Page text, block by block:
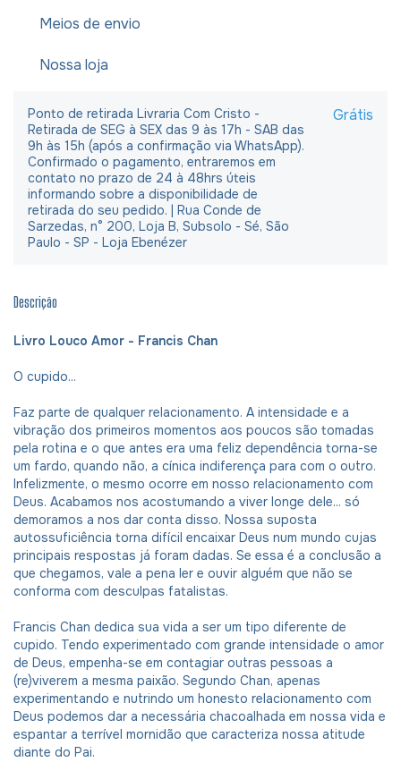
Meios de envio
Nossa loja
Ponto de retirada Livraria Com Cristo -
Retirada de SEG à SEX das 9 às 17h - SAB das
9h às 15h (após a confirmação via WhatsApp).
Confirmado o pagamento, entraremos em
contato no prazo de 24 à 48hrs úteis
informando sobre a disponibilidade de
retirada do seu pedido. | Rua Conde de
Sarzedas, n° 200, Loja B, Subsolo - Sé, São
Paulo - SP - Loja Ebenézer
Grátis
Descrição
Livro Louco Amor - Francis Chan
O cupido...
Faz parte de qualquer relacionamento. A intensidade e a
vibração dos primeiros momentos aos poucos são tomadas
pela rotina e o que antes era uma feliz dependência torna-se
um fardo, quando não, a cínica indiferença para com o outro.
Infelizmente, o mesmo ocorre em nosso relacionamento com
Deus. Acabamos nos acostumando a viver longe dele... só
demoramos a nos dar conta disso. Nossa suposta
autossuficiência torna difícil encaixar Deus num mundo cujas
principais respostas já foram dadas. Se essa é a conclusão a
que chegamos, vale a pena ler e ouvir alguém que não se
conforma com desculpas fatalistas.
Francis Chan dedica sua vida a ser um tipo diferente de
cupido. Tendo experimentado com grande intensidade o amor
de Deus, empenha-se em contagiar outras pessoas a
(re)viverem a mesma paixão. Segundo Chan, apenas
experimentando e nutrindo um honesto relacionamento com
Deus podemos dar a necessária chacoalhada em nossa vida e
espantar a terrível mornidão que caracteriza nossa atitude
diante do Pai.